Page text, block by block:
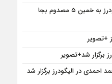
برخورد سه خودرو در محور الیگودرز به خمین ۵ مصدوم بجا
+تصویر
برگزار شد+تصویر
احمدی در الیگودرز برگزار شد